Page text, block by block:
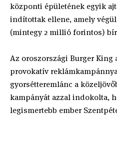
központi épületének egyik
indítottak ellene, amely végül
(mintegy 2 millió forintos)
Az oroszországi Burger King
provokatív
gyorsétteremlánc a
kampányát azzal indokolta,
legismertebb ember